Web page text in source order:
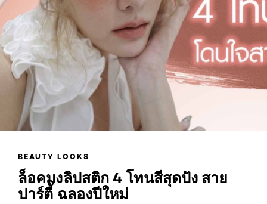
BEAUTY LOOKS
ล็อคมงลิปสติก 4 โทนสีสุดปัง สาย
ปาร์ตี้ ฉลองปีใหม่